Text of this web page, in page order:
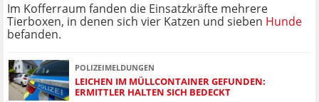
Im Kofferraum fanden die Einsatzkräfte mehrere
Tierboxen, in denen sich vier Katzen und sieben Hunde
befanden.
POLIZEIMELDUNGEN
LEICHEN IM MÜLLCONTAINER GEFUNDEN:
ERMITTLER HALTEN SICH BEDECKT